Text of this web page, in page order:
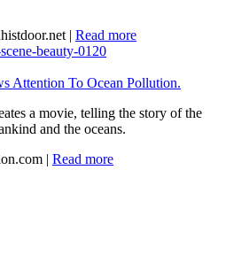
| Read more
Attention To Ocean Pollution.
a movie, telling the story of the
and the oceans.
| Read more